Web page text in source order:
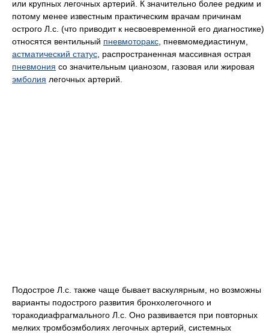
или крупных легочных артерий. К значительно более редким и
потому менее известным практическим врачам причинам
острого Л.с. (что приводит к несвоевременной его диагностике)
относятся вентильный пневмоторакс , пневмомедиастинум,
астматический статус , распространенная массивная острая
пневмония со значительным цианозом, газовая или жировая
эмболия легочных артерий.
Подострое Л.с. также чаще бывает васкулярным, но возможны
варианты подострого развития бронхолегочного и
торакодиафрагмального Л.с. Оно развивается при повторных
мелких тромбоэмболиях легочных артерий, системных